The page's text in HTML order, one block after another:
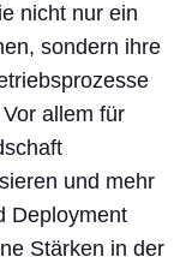
nicht nur ein
sondern ihre
allem für
und mehr
Deployment
Stärken in der